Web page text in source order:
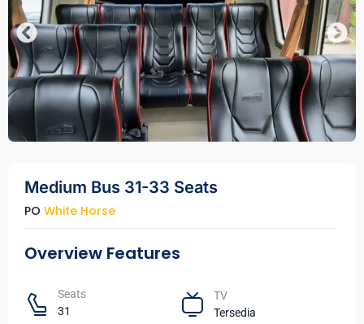
Medium Bus 31-33 Seats
PO White Horse
Overview Features
Seats​
31
TV​
Tersedia